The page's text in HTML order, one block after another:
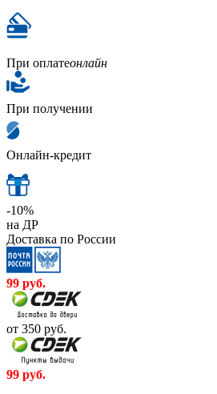
При оплатеонлайн
При получении
Онлайн-кредит
-10%
на ДР
Доставка по России
99 руб.
от 350 руб.
99 руб.